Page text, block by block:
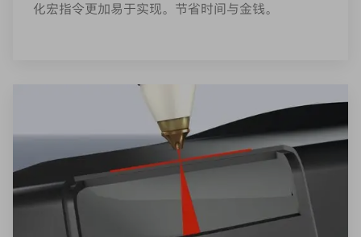
化宏指令更加易于实现。节省时间与金钱。